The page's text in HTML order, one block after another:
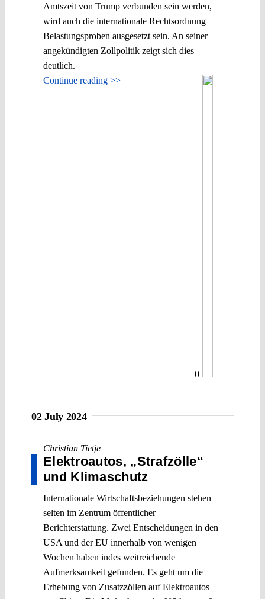
Amtszeit von Trump verbunden sein werden,
wird auch die internationale Rechtsordnung
Belastungsproben ausgesetzt sein. An seiner
angekündigten Zollpolitik zeigt sich dies
deutlich.
Continue reading >>
0
02 July 2024
Christian Tietje
Elektroautos, „Strafzölle“
und Klimaschutz
Internationale Wirtschaftsbeziehungen stehen
selten im Zentrum öffentlicher
Berichterstattung. Zwei Entscheidungen in den
USA und der EU innerhalb von wenigen
Wochen haben indes weitreichende
Aufmerksamkeit gefunden. Es geht um die
Erhebung von Zusatzzöllen auf Elektroautos